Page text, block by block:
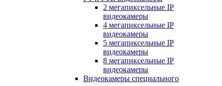
2 мегапиксельные IP
видеокамеры
4 мегапиксельные IP
видеокамеры
5 мегапиксельные IP
видеокамеры
8 мегапиксельные IP
видеокамеры
Видеокамеры специального